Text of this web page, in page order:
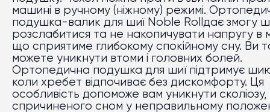
машині в ручному (ніжному) режимі.
подушка-валик для шиї Noble Rollдає змогу
розслабитися та не накопичувати напругу в
що сприятиме глибокому спокійному сну. Ви
можете уникнути втоми і головних болей.
Ортопедична подушка для шиї підтримує
коли хребет відпочиває без дискомфорту. Ця
особливість допоможе вам уникнути сколіозу,
спричиненого сном у неправильному